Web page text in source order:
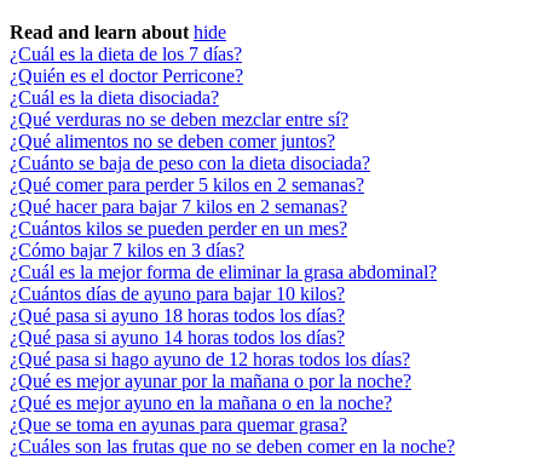
Read and learn about hide
¿Cuál es la dieta de los 7 días?
¿Quién es el doctor Perricone?
¿Cuál es la dieta disociada?
¿Qué verduras no se deben mezclar entre sí?
¿Qué alimentos no se deben comer juntos?
¿Cuánto se baja de peso con la dieta disociada?
¿Qué comer para perder 5 kilos en 2 semanas?
¿Qué hacer para bajar 7 kilos en 2 semanas?
¿Cuántos kilos se pueden perder en un mes?
¿Cómo bajar 7 kilos en 3 días?
¿Cuál es la mejor forma de eliminar la grasa abdominal?
¿Cuántos días de ayuno para bajar 10 kilos?
¿Qué pasa si ayuno 18 horas todos los días?
¿Qué pasa si ayuno 14 horas todos los días?
¿Qué pasa si hago ayuno de 12 horas todos los días?
¿Qué es mejor ayunar por la mañana o por la noche?
¿Qué es mejor ayuno en la mañana o en la noche?
¿Que se toma en ayunas para quemar grasa?
¿Cuáles son las frutas que no se deben comer en la noche?